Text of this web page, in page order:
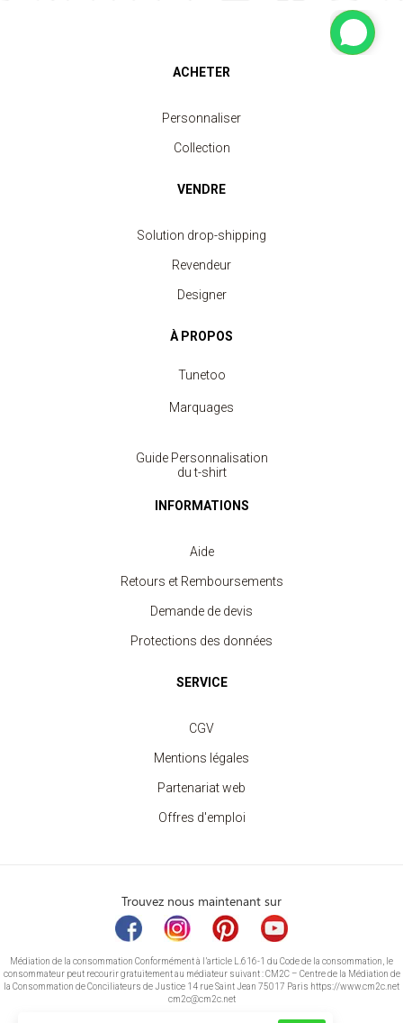
ACHETER
Personnaliser
Collection
VENDRE
Solution drop-shipping
Revendeur
Designer
À PROPOS
Tunetoo
Marquages
Guide Personnalisation
du t-shirt
INFORMATIONS
Aide
Retours et Remboursements
Demande de devis
Protections des données
SERVICE
CGV
Mentions légales
Partenariat web
Offres d'emploi
Trouvez nous maintenant sur
Médiation de la consommation Conformément à l’article L.616-1 du Code de la consommation, le
consommateur peut recourir gratuitement au médiateur suivant : CM2C – Centre de la Médiation de
la Consommation de Conciliateurs de Justice 14 rue Saint Jean 75017 Paris https://www.cm2c.net
cm2c@cm2c.net